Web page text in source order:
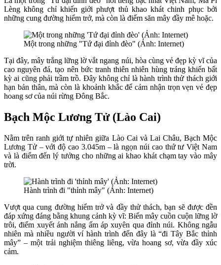
Lèng không chỉ khiến giới phượt thủ khao khát chinh phục bởi
những cung đường hiểm trở, mà còn là điểm săn mây đầy mê hoặc.
Một trong những "Tứ đại đỉnh đèo" (Ảnh: Internet)
Tại đây, mây trắng lững lờ vắt ngang núi, hòa cùng vẻ đẹp kỳ vĩ của
cao nguyên đá, tạo nên bức tranh thiên nhiên hùng tráng khiến bất
kỳ ai cũng phải trầm trồ. Đây không chỉ là hành trình thử thách giới
hạn bản thân, mà còn là khoảnh khắc để cảm nhận trọn vẹn vẻ đẹp
hoang sơ của núi rừng Đông Bắc.
Bạch Mộc Lương Tử (Lào Cai)
Nằm trên ranh giới tự nhiên giữa Lào Cai và Lai Châu, Bạch Mộc
Lương Tử – với độ cao 3.045m – là ngọn núi cao thứ tư Việt Nam
và là điểm đến lý tưởng cho những ai khao khát chạm tay vào mây
trời.
Hành trình đi "thỉnh mây" (Ảnh: Internet)
Vượt qua cung đường hiểm trở và đầy thử thách, bạn sẽ được đền
đáp xứng đáng bằng khung cảnh kỳ vĩ: Biển mây cuồn cuộn lững lờ
trôi, điểm xuyết ánh nắng ấm áp xuyên qua đỉnh núi. Không ngẫu
nhiên mà nhiều người ví hành trình đến đây là “đi Tây Bắc thỉnh
mây” – một trải nghiệm thiêng liêng, vừa hoang sơ, vừa đầy xúc
cảm.